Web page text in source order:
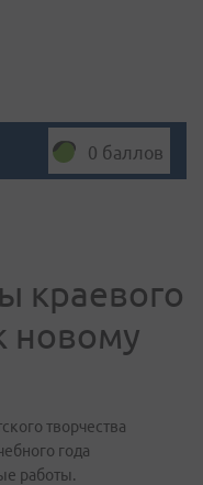
0 баллов
краевого
новому
творчества
года
работы.